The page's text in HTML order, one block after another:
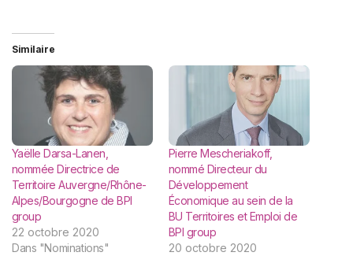
Similaire
Yaëlle Darsa-Lanen,
nommée Directrice de
Territoire Auvergne/Rhône-
Alpes/Bourgogne de BPI
group
22 octobre 2020
Dans "Nominations"
Pierre Mescheriakoff,
nommé Directeur du
Développement
Économique au sein de la
BU Territoires et Emploi de
BPI group
20 octobre 2020